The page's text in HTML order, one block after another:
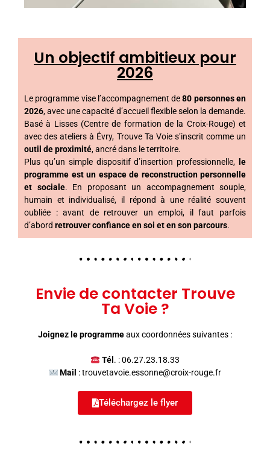
Un objectif ambitieux pour
2026
Le programme vise l’accompagnement de80 personnes en
2026, avec une capacité d’accueil flexible selon la demande.
Basé à Lisses (Centre de formation de la Croix-Rouge) et
avec des ateliers à Évry, Trouve Ta Voie s’inscrit comme un
outil de proximité, ancré dans le territoire.
Plus qu’un simple dispositif d’insertion professionnelle,
le
programme est un espace de reconstruction personnelle
et sociale. En proposant un accompagnement souple,
humain et individualisé, il répond à une réalité souvent
oubliée : avant de retrouver un emploi, il faut parfois
d’abord retrouver confiance en soi et en son parcours.
Envie de contacter Trouve
Ta Voie ?
Joignez le programmeaux coordonnées suivantes :
Tél . : 06.27.23.18.33
Mail : trouvetavoie.essonne@croix-rouge.fr
Téléchargez le flyer